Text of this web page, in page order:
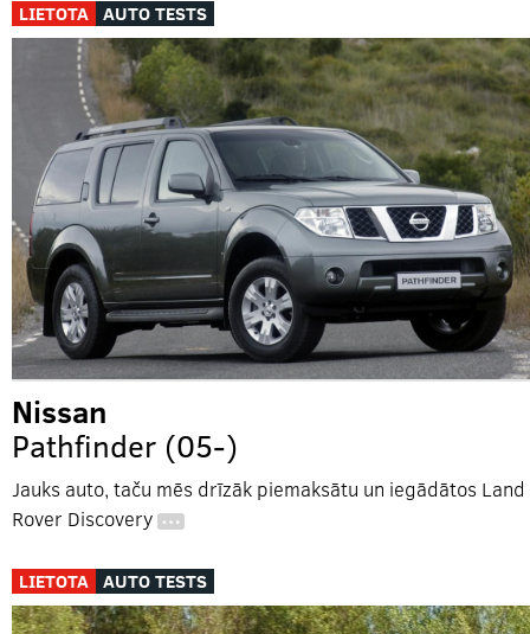
LIETOTA AUTO TESTS
Nissan
Pathfinder (05-)
Jauks auto, taču mēs drīzāk piemaksātu un iegādātos Land
Rover Discovery …
LIETOTA AUTO TESTS